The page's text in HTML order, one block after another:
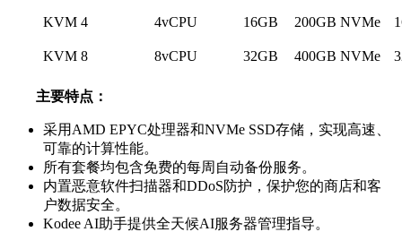
KVM 4 4vCPU 16GB 200GB NVMe
KVM 8 8vCPU 32GB 400GB NVMe
主要特点：
采用AMD EPYC处理器和NVMe SSD存储，实现高速、
可靠的计算性能。
所有套餐均包含免费的每周自动备份服务。
内置恶意软件扫描器和DDoS防护，保护您的商店和客
户数据安全。
Kodee AI助手提供全天候AI服务器管理指导。